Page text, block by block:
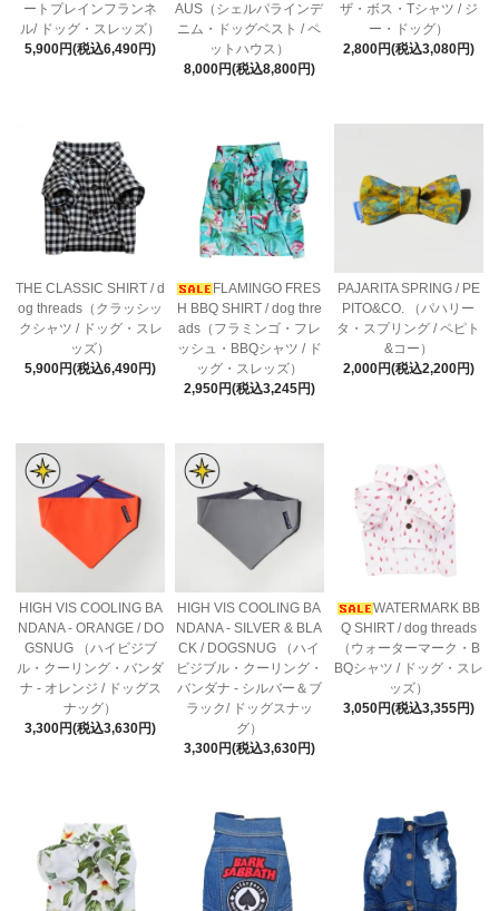
ートプレインフランネ
ル/ ドッグ・スレッズ）
5,900円(税込6,490円)
AUS（シェルパラインデ
ニム・ドッグベスト / ペ
ットハウス）
8,000円(税込8,800円)
ザ・ボス・Tシャツ / ジ
ー・ドッグ）
2,800円(税込3,080円)
THE CLASSIC SHIRT / d
og threads（クラッシッ
クシャツ / ドッグ・スレ
ッズ）
5,900円(税込6,490円)
FLAMINGO FRES
H BBQ SHIRT / dog thre
ads（フラミンゴ・フレ
ッシュ・BBQシャツ / ド
ッグ・スレッズ）
2,950円(税込3,245円)
PAJARITA SPRING / PE
PITO&CO. （パハリー
タ・スプリング / ペピト
&コー）
2,000円(税込2,200円)
HIGH VIS COOLING BA
NDANA - ORANGE / DO
GSNUG （ハイビジブ
ル・クーリング・バンダ
ナ - オレンジ / ドッグス
ナッグ）
3,300円(税込3,630円)
HIGH VIS COOLING BA
NDANA - SILVER & BLA
CK / DOGSNUG （ハイ
ビジブル・クーリング・
バンダナ - シルバー＆ブ
ラック/ ドッグスナッ
グ）
3,300円(税込3,630円)
WATERMARK BB
Q SHIRT / dog threads
（ウォーターマーク・B
BQシャツ / ドッグ・スレ
ッズ）
3,050円(税込3,355円)